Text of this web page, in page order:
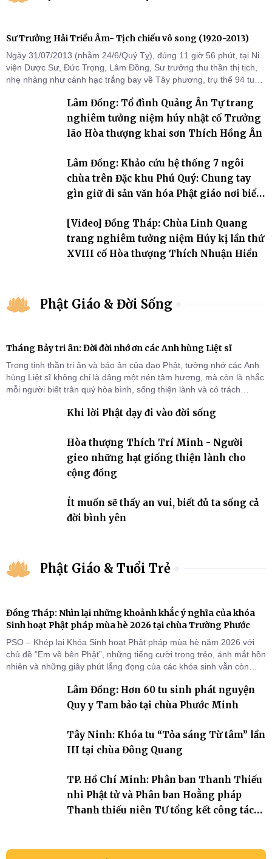
Sư Trưởng Hải Triều Âm- Tịch chiếu vô song (1920-2013)
Ngày 31/07/2013 (nhằm 24/6/Quý Tỵ), đúng 11 giờ 56 phút, tại Ni
viện Dược Sư, Đức Trọng, Lâm Đồng, Sư trưởng thu thần thị tịch,
nhẹ nhàng như cánh hạc trắng bay về Tây phương, trụ thế 94 tuổi
Lâm Đồng: Tổ đình Quảng Ân Tự trang
nghiêm tưởng niệm húy nhật cố Trưởng
lão Hòa thượng khai sơn Thích Hồng Ân
Lâm Đồng: Khảo cứu hệ thống 7 ngôi
chùa trên Đặc khu Phú Quý: Chung tay
gìn giữ di sản văn hóa Phật giáo nơi biển
[Video] Đồng Tháp: Chùa Linh Quang
trang nghiêm tưởng niệm Húy kị lần thứ
XVIII cố Hòa thượng Thích Nhuận Hiền
Phật Giáo & Đời Sống
Tháng Bảy tri ân: Đời đời nhớ ơn các Anh hùng Liệt sĩ
Trong tinh thần tri ân và báo ân của đạo Phật, tưởng nhớ các Anh
hùng Liệt sĩ không chỉ là dâng một nén tâm hương, mà còn là nhắc
mỗi người biết trân quý hòa bình, sống thiện lành và có trách
Khi lời Phật dạy đi vào đời sống
Hòa thượng Thích Trí Minh - Người
gieo những hạt giống thiện lành cho
cộng đồng
Ít muốn sẽ thấy an vui, biết đủ ta sống cả
đời bình yên
Phật Giáo & Tuổi Trẻ
Đồng Tháp: Nhìn lại những khoảnh khắc ý nghĩa của khóa
Sinh hoạt Phật pháp mùa hè 2026 tại chùa Trường Phước
PSO – Khép lại Khóa Sinh hoạt Phật pháp mùa hè năm 2026 với
chủ đề “Em về bên Phật”, những tiếng cười trong trẻo, ánh mắt hồn
nhiên và những giây phút lắng đọng của các khóa sinh vẫn còn
Tháp). Những tuần tu học ngắn ngủi nhưng đã trở thành hành
trang quý báu, gieo những hạt giống thiện l
Lâm Đồng: Hơn 60 tu sinh phát nguyện
Quy y Tam bảo tại chùa Phước Minh
Tây Ninh: Khóa tu “Tỏa sáng Từ tâm” lần
III tại chùa Đông Quang
TP. Hồ Chí Minh: Phân ban Thanh Thiếu
nhi Phật tử và Phân ban Hoằng pháp
Thanh thiếu niên TƯ tổng kết công tác